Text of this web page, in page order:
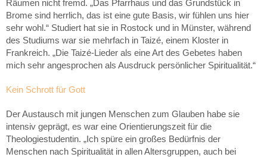
Räumen nicht fremd. „Das Pfarrhaus und das Grundstück in
Brome sind herrlich, das ist eine gute Basis, wir fühlen uns hier
sehr wohl.“ Studiert hat sie in Rostock und in Münster, während
des Studiums war sie mehrfach in Taizé, einem Kloster in
Frankreich. „Die Taizé-Lieder als eine Art des Gebetes haben
mich sehr angesprochen als Ausdruck persönlicher Spiritualität.“
Kein Schrott für Gott
Der Austausch mit jungen Menschen zum Glauben habe sie
intensiv geprägt, es war eine Orientierungszeit für die
Theologiestudentin. „Ich spüre ein großes Bedürfnis der
Menschen nach Spiritualität in allen Altersgruppen, auch bei